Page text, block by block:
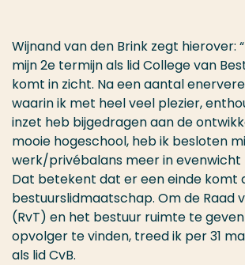
Wijnand van den Brink zegt hierover:
mijn 2e termijn als lid College van
komt in zicht. Na een aantal
waarin ik met heel veel plezier,
inzet heb bijgedragen aan de
mooie hogeschool, heb ik besloten
werk/privébalans meer in evenwicht
Dat betekent dat er een einde komt
bestuurslidmaatschap. Om de Raad
(RvT) en het bestuur ruimte te
opvolger te vinden, treed ik per 31
als lid CvB.